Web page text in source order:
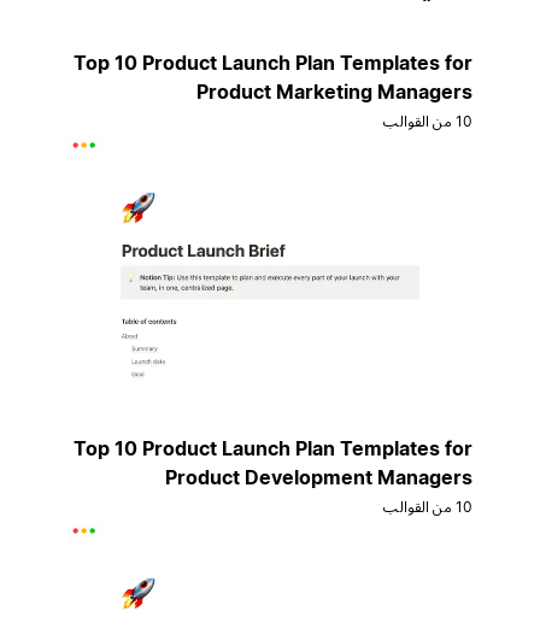
Top 10 Product Launch Plan Templates for
Product Marketing Managers
Top 10 Product Launch Plan Templates for
Product Development Managers